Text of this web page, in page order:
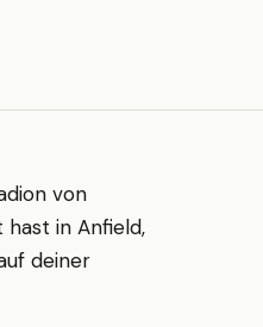
von
hast in Anfield,
deiner